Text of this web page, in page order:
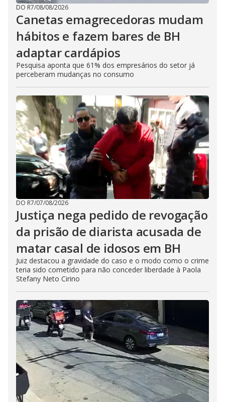
DO R7/08/08/2026
Canetas emagrecedoras mudam
hábitos e fazem bares de BH
adaptar cardápios
Pesquisa aponta que 61% dos empresários do setor já
perceberam mudanças no consumo
DO R7/07/08/2026
Justiça nega pedido de revogação
da prisão de diarista acusada de
matar casal de idosos em BH
Juiz destacou a gravidade do caso e o modo como o crime
teria sido cometido para não conceder liberdade à Paola
Stefany Neto Cirino